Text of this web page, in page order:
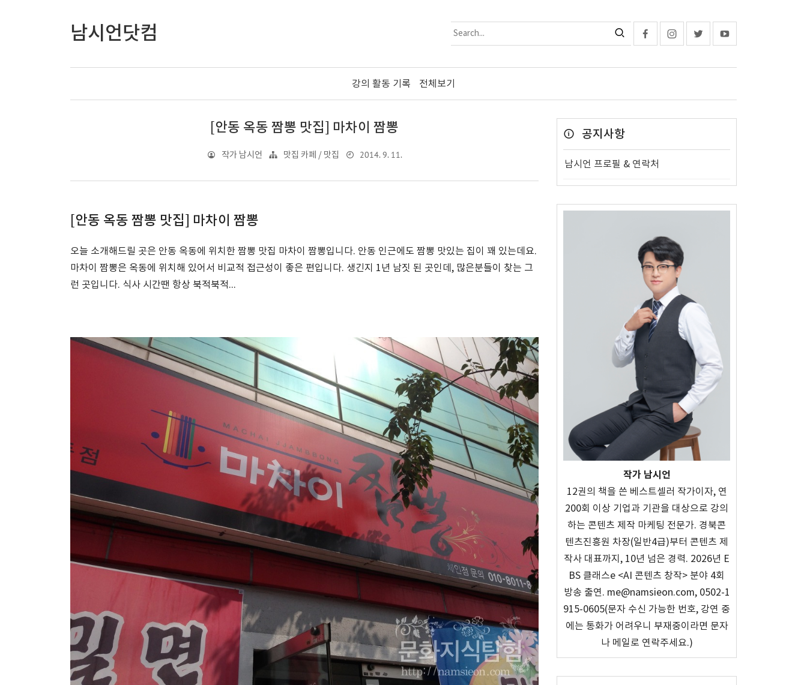
남시언닷컴
강의 활동 기록 전체보기
[안동 옥동 짬뽕 맛집] 마차이 짬뽕
작가 남시언 맛집 카페 / 맛집 2014. 9. 11.
[안동 옥동 짬뽕 맛집] 마차이 짬뽕
오늘 소개해드릴 곳은 안동 옥동에 위치한 짬뽕 맛집 마차이 짬뽕입니다. 안동 인근에도 짬뽕 맛있는 집이 꽤 있는데요.
마차이 짬뽕은 옥동에 위치해 있어서 비교적 접근성이 좋은 편입니다. 생긴지 1년 남짓 된 곳인데, 많은분들이 찾는 그
런 곳입니다. 식사 시간땐 항상 북적북적...
공지사항
남시언 프로필 & 연락처
작가 남시언
12권의 책을 쓴 베스트셀러 작가이자, 연
200회 이상 기업과 기관을 대상으로 강의
하는 콘텐츠 제작 마케팅 전문가. 경북콘
텐츠진흥원 차장(일반4급)부터 콘텐츠 제
작사 대표까지, 10년 넘은 경력. 2026년 E
BS 클래스e <AI 콘텐츠 창작> 분야 4회
방송 출연. me@namsieon.com, 0502-1
915-0605(문자 수신 가능한 번호, 강연 중
에는 통화가 어려우니 부재중이라면 문자
나 메일로 연락주세요.)